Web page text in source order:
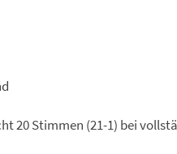
20 Stimmen (21-1) bei